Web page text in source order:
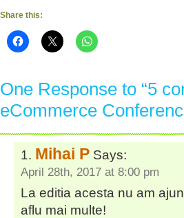
Share this:
One Response to “5
eCommerce
Mihai P Says:
April 28th, 2017 at 8:00 pm
La editia acesta nu am
aflu mai multe!